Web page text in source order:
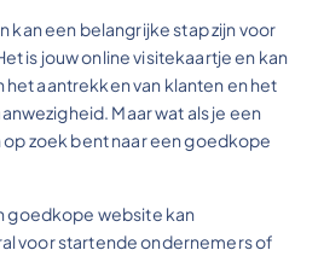
kan een belangrijke stap zijn voor
is jouw online visitekaartje en kan
het aantrekken van klanten en het
Maar wat als je een
zoek bent naar een goedkope
goedkope website kan
voor startende ondernemers of